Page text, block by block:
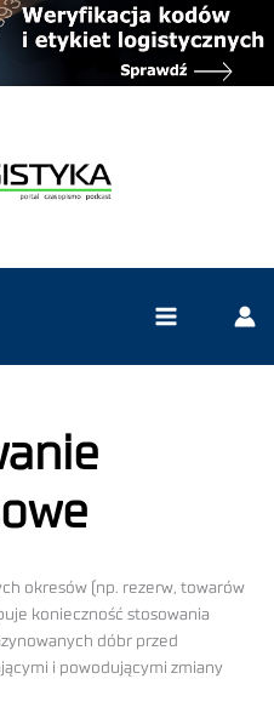
okresów (np. rezerw, towarów
konieczność stosowania
dóbr przed
i powodującymi zmiany